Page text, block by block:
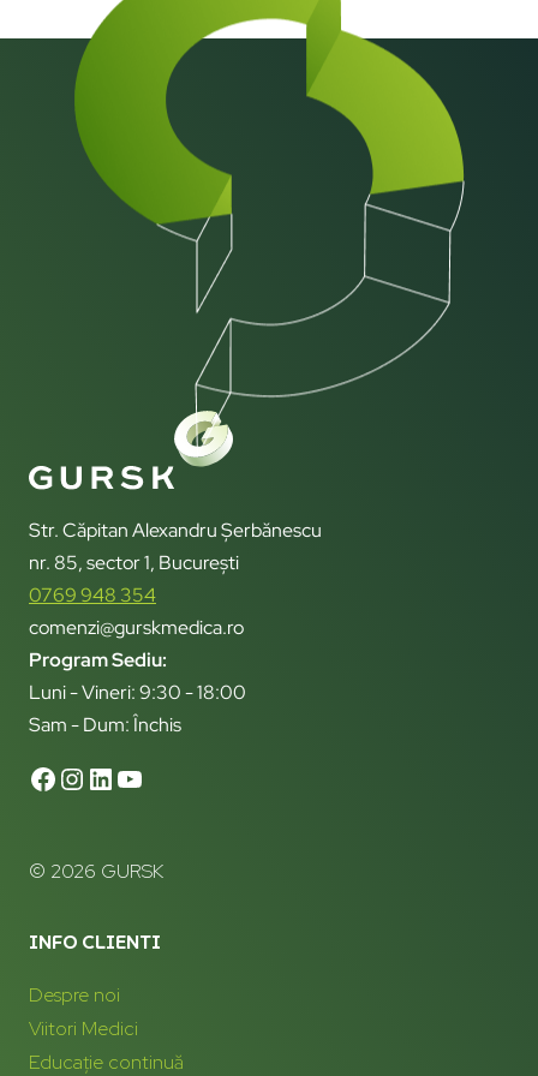
Str. Căpitan Alexandru Șerbănescu
nr. 85, sector 1, București
0769 948 354
comenzi@gurskmedica.ro
Program Sediu:
Luni - Vineri: 9:30 - 18:00
Sam - Dum: Închis
© 2026 GURSK
INFO CLIENTI
Despre noi
Viitori Medici
Educație continuă